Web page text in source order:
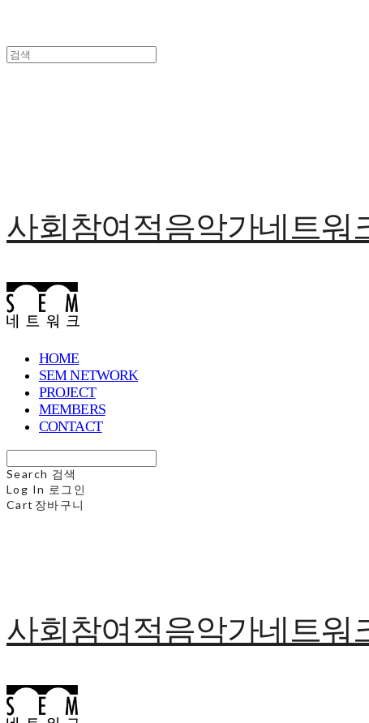
사회참여적음악가네트워
HOME
SEM NETWORK
PROJECT
MEMBERS
CONTACT
Search 검색
Log In 로그인
Cart 장바구니
사회참여적음악가네트워